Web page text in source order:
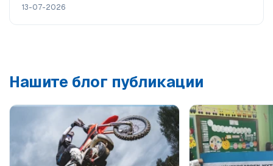
13-07-2026
Нашите блог публикации